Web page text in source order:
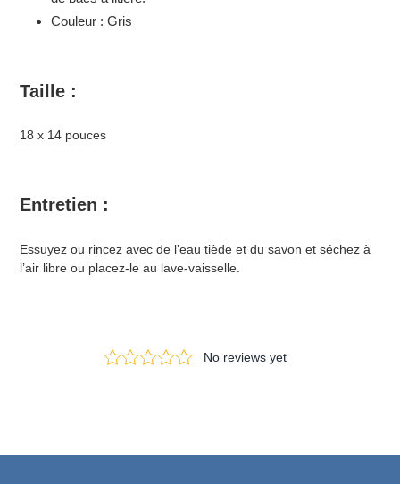
Couleur : Gris
Taille :
18 x 14 pouces
Entretien :
Essuyez ou rincez avec de l’eau tiède et du savon et séchez à
l’air libre ou placez-le au lave-vaisselle.